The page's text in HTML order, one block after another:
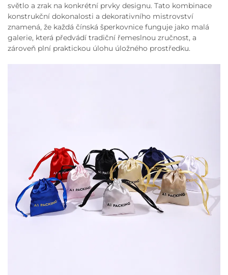
světlo a zrak na konkrétní prvky designu. Tato kombinace
konstrukční dokonalosti a dekorativního mistrovství
znamená, že každá čínská šperkovnice funguje jako malá
galerie, která předvádí tradiční řemeslnou zručnost, a
zároveň plní praktickou úlohu úložného prostředku.